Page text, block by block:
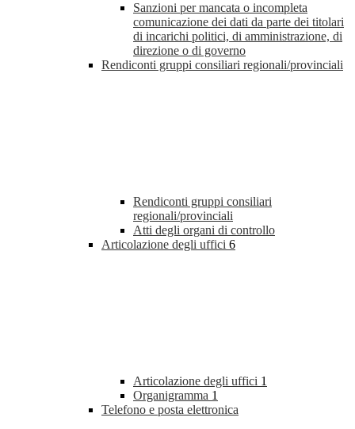
Sanzioni per mancata o incompleta
comunicazione dei dati da parte dei titolari
di incarichi politici, di amministrazione, di
direzione o di governo
Rendiconti gruppi consiliari regionali/provinciali
Rendiconti gruppi consiliari
regionali/provinciali
Atti degli organi di controllo
Articolazione degli uffici 6
Articolazione degli uffici 1
Organigramma 1
Telefono e posta elettronica